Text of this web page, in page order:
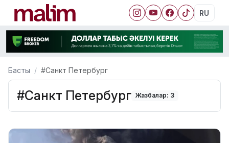
RU
Басты #Санкт Петербург
#Санкт Петербург Жазбалар: 3